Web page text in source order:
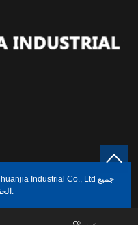
الحقوق محفوظة.